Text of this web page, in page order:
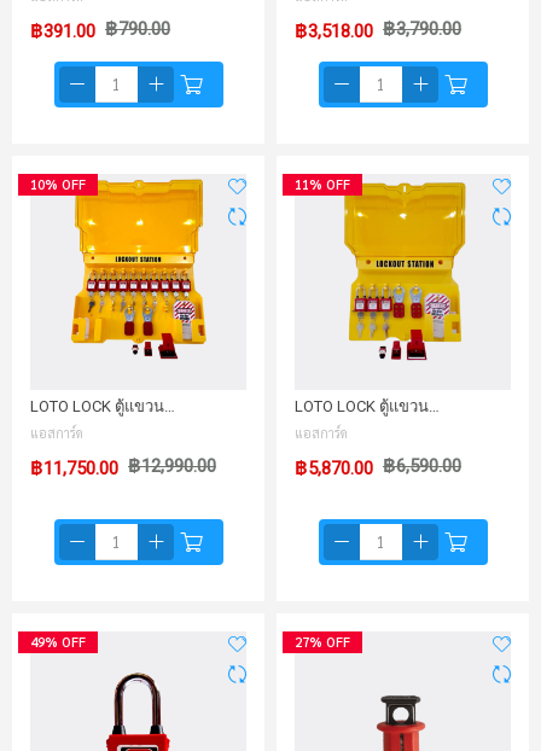
฿391.00 ฿790.00 ฿3,518.00 ฿3,790.00
10% OFF
LOTO LOCK ตู้แขวน…
แอสการ์ด
฿11,750.00 ฿12,990.00
11% OFF
LOTO LOCK ตู้แขวน…
แอสการ์ด
฿5,870.00 ฿6,590.00
49% OFF 27% OFF